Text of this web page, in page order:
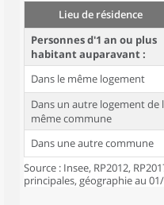
Lieu de résidence
Personnes d'1 an ou plus
habitant auparavant :
Dans le même logement
Dans un autre logement de
même commune
Dans une autre commune
Source : Insee, RP2012,
principales, géographie au